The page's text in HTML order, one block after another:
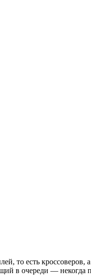
то есть
в очереди — некогда